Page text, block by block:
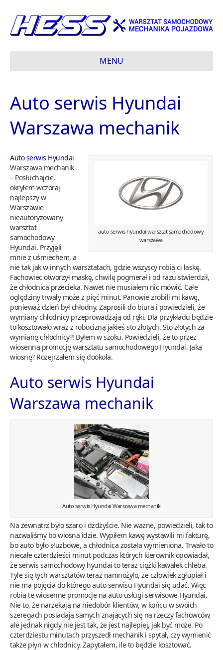
MENU
Auto serwis Hyundai
Warszawa mechanik
auto serwis hyundai warsztat samochodowy
warszawa
Auto serwis Hyundai
Warszawa mechanik
– Posłuchajcie,
okryłem wczoraj
najlepszy w
Warszawie
nieautoryzowany
warsztat
samochodowy
Hyundai. Przyjęli
mnie z uśmiechem, a
nie tak jak w innych warsztatach, gdzie wszyscy robią ci łaskę.
Fachowiec otworzył maskę, chwilę pogmerał i od razu stwierdził,
że chłodnica przecieka. Nawet nie musiałem nic mówić. Całe
oględziny trwały może z pięć minut. Panowie zrobili mi kawę,
ponieważ dzień był chłodny. Zaprosili do biura i powiedzieli, że
wymiany chłodnicy przeprowadzają od ręki. Dla przykładu będzie
to kosztowało wraz z robocizną jakieś sto złotych. Sto złotych za
wymianę chłodnicy?! Byłem w szoku. Powiedzieli, że to przez
wiosenną promocję warsztatu samochodowego Hyundai. Jaką
wiosnę? Rozejrzałem się dookoła.
Auto serwis Hyundai
Warszawa mechanik
Auto serwis Hyundai Warszawa mechanik
Na zewnątrz było szaro i dżdżyście. Nie ważne, powiedzieli, tak to
nazwaliśmy bo wiosna idzie. Wypiłem kawę wystawili mi fakturę,
bo auto było służbowe, a chłodnica została wymieniona. Trwało to
niecałe czterdzieści minut podczas których kierownik opowiadał,
że serwis samochodowy hyundai to teraz ciężki kawałek chleba.
Tyle się tych warsztatów teraz namnożyło, że człowiek zgłupiał i
nie ma pojęcia do którego auto serwisu Hyundai się udać. Więc
robią te wiosenne promocje na auto usługi serwisowe Hyundai.
Nie to, że narzekają na niedobór klientów, w końcu w swoich
szeregach posiadają samych znających się na rzeczy fachowców,
ale jednak nigdy nie jest tak, że jest najlepiej, jak być może. Po
czterdziestu minutach przyszedł mechanik i spytał, czy wymienić
także płyn w chłodnicy. Zapytałem, ile to będzie kosztować.